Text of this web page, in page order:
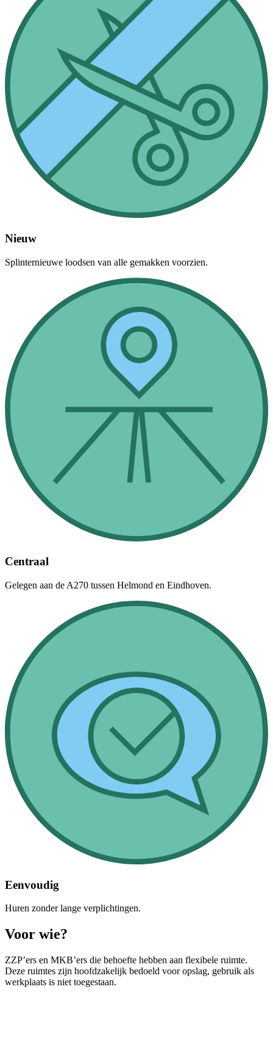
Nieuw
Splinternieuwe loodsen van alle gemakken voorzien.
Centraal
Gelegen aan de A270 tussen Helmond en Eindhoven.
Eenvoudig
Huren zonder lange verplichtingen.
Voor wie?
ZZP’ers en MKB’ers die behoefte hebben aan flexibele ruimte.
Deze ruimtes zijn hoofdzakelijk bedoeld voor opslag, gebruik als
werkplaats is niet toegestaan.